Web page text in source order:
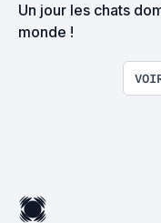
Un jour les chats
monde !